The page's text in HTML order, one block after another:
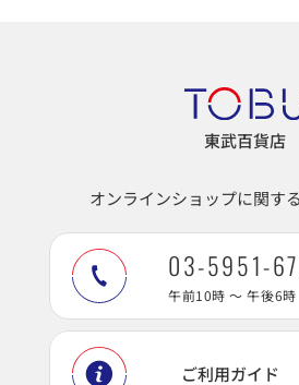
東武百貨店
オンラインショップに関す
03-5951-
午前10時 ～ 午後6時
ご利用ガイド